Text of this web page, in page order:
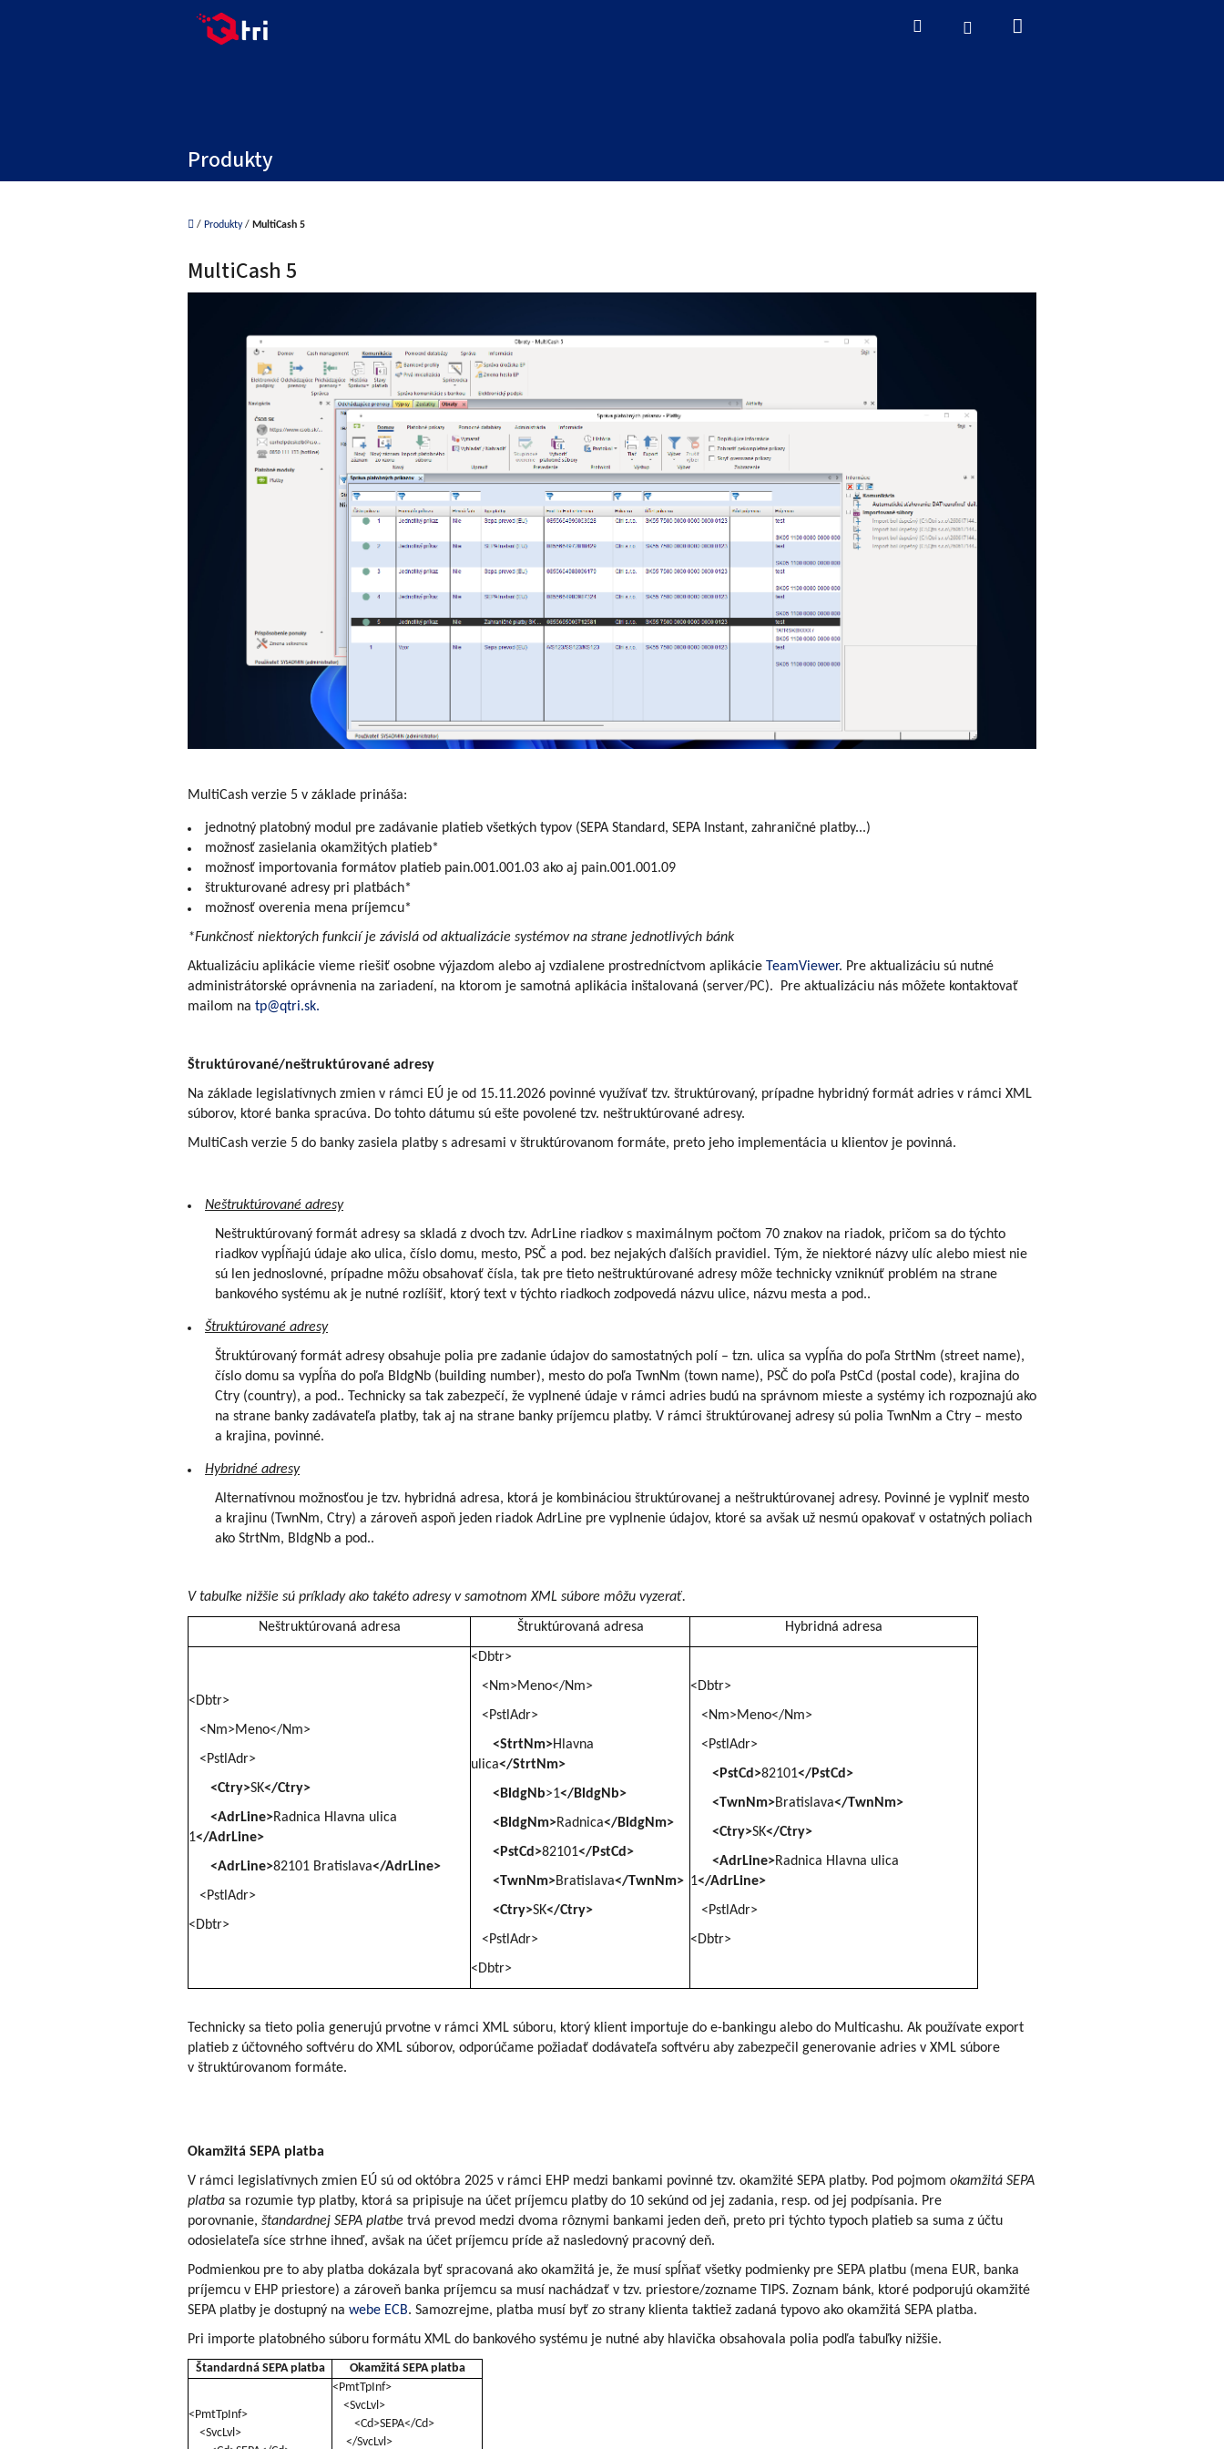
Hľadať Prihlásenie
Produkty
Domov
/ Produkty / MultiCash 5
MultiCash 5
MultiCash verzie 5 v základe prináša:
jednotný platobný modul pre zadávanie platieb všetkých typov (SEPA Standard, SEPA Instant, zahraničné platby...)
možnosť zasielania okamžitých platieb*
možnosť importovania formátov platieb pain.001.001.03 ako aj pain.001.001.09
štrukturované adresy pri platbách*
možnosť overenia mena príjemcu*
*Funkčnosť niektorých funkcií je závislá od aktualizácie systémov na strane jednotlivých bánk
Aktualizáciu aplikácie vieme riešiť osobne výjazdom alebo aj vzdialene prostredníctvom aplikácie TeamViewer. Pre aktualizáciu sú nutné
administrátorské oprávnenia na zariadení, na ktorom je samotná aplikácia inštalovaná (server/PC). Pre aktualizáciu nás môžete kontaktovať
mailom na tp@qtri.sk.
Štruktúrované/neštruktúrované adresy
Na základe legislatívnych zmien v rámci EÚ je od 15.11.2026 povinné využívať tzv. štruktúrovaný, prípadne hybridný formát adries v rámci XML
súborov, ktoré banka spracúva. Do tohto dátumu sú ešte povolené tzv. neštruktúrované adresy.
MultiCash verzie 5 do banky zasiela platby s adresami v štruktúrovanom formáte, preto jeho implementácia u klientov je povinná.
Neštruktúrované adresy
Neštruktúrovaný formát adresy sa skladá z dvoch tzv. AdrLine riadkov s maximálnym počtom 70 znakov na riadok, pričom sa do týchto
riadkov vypĺňajú údaje ako ulica, číslo domu, mesto, PSČ a pod. bez nejakých ďalších pravidiel. Tým, že niektoré názvy ulíc alebo miest nie
sú len jednoslovné, prípadne môžu obsahovať čísla, tak pre tieto neštruktúrované adresy môže technicky vzniknúť problém na strane
bankového systému ak je nutné rozlíšiť, ktorý text v týchto riadkoch zodpovedá názvu ulice, názvu mesta a pod..
Štruktúrované adresy
Štruktúrovaný formát adresy obsahuje polia pre zadanie údajov do samostatných polí – tzn. ulica sa vypĺňa do poľa StrtNm (street name),
číslo domu sa vypĺňa do poľa BldgNb (building number), mesto do poľa TwnNm (town name), PSČ do poľa PstCd (postal code), krajina do
Ctry (country), a pod.. Technicky sa tak zabezpečí, že vyplnené údaje v rámci adries budú na správnom mieste a systémy ich rozpoznajú ako
na strane banky zadávateľa platby, tak aj na strane banky príjemcu platby. V rámci štruktúrovanej adresy sú polia TwnNm a Ctry – mesto
a krajina, povinné.
Hybridné adresy
Alternatívnou možnosťou je tzv. hybridná adresa, ktorá je kombináciou štruktúrovanej a neštruktúrovanej adresy. Povinné je vyplniť mesto
a krajinu (TwnNm, Ctry) a zároveň aspoň jeden riadok AdrLine pre vyplnenie údajov, ktoré sa avšak už nesmú opakovať v ostatných poliach
ako StrtNm, BldgNb a pod..
V tabuľke nižšie sú príklady ako takéto adresy v samotnom XML súbore môžu vyzerať.
Neštruktúrovaná adresa Štruktúrovaná adresa Hybridná adresa
<Dbtr>
<Nm>Meno</Nm>
<PstlAdr>
<Ctry>SK</Ctry>
<AdrLine>Radnica Hlavna ulica
1</AdrLine>
<AdrLine>82101 Bratislava</AdrLine>
<PstlAdr>
<Dbtr>
<Dbtr>
<Nm>Meno</Nm>
<PstlAdr>
<StrtNm>Hlavna
ulica</StrtNm>
<BldgNb>1</BldgNb>
<BldgNm>Radnica</BldgNm>
<PstCd>82101</PstCd>
<TwnNm>Bratislava</TwnNm>
<Ctry>SK</Ctry>
<PstlAdr>
<Dbtr>
<Dbtr>
<Nm>Meno</Nm>
<PstlAdr>
<PstCd>82101</PstCd>
<TwnNm>Bratislava</TwnNm>
<Ctry>SK</Ctry>
<AdrLine>Radnica Hlavna ulica
1</AdrLine>
<PstlAdr>
<Dbtr>
Technicky sa tieto polia generujú prvotne v rámci XML súboru, ktorý klient importuje do e-bankingu alebo do Multicashu. Ak používate export
platieb z účtovného softvéru do XML súborov, odporúčame požiadať dodávateľa softvéru aby zabezpečil generovanie adries v XML súbore
v štruktúrovanom formáte.
Okamžitá SEPA platba
V rámci legislatívnych zmien EÚ sú od októbra 2025 v rámci EHP medzi bankami povinné tzv. okamžité SEPA platby. Pod pojmom okamžitá SEPA
platba sa rozumie typ platby, ktorá sa pripisuje na účet príjemcu platby do 10 sekúnd od jej zadania, resp. od jej podpísania. Pre
porovnanie, štandardnej SEPA platbe trvá prevod medzi dvoma rôznymi bankami jeden deň, preto pri týchto typoch platieb sa suma z účtu
odosielateľa síce strhne ihneď, avšak na účet príjemcu príde až nasledovný pracovný deň.
Podmienkou pre to aby platba dokázala byť spracovaná ako okamžitá je, že musí spĺňať všetky podmienky pre SEPA platbu (mena EUR, banka
príjemcu v EHP priestore) a zároveň banka príjemcu sa musí nachádzať v tzv. priestore/zozname TIPS. Zoznam bánk, ktoré podporujú okamžité
SEPA platby je dostupný na webe ECB. Samozrejme, platba musí byť zo strany klienta taktiež zadaná typovo ako okamžitá SEPA platba.
Pri importe platobného súboru formátu XML do bankového systému je nutné aby hlavička obsahovala polia podľa tabuľky nižšie.
Štandardná SEPA platba Okamžitá SEPA platba
<PmtTpInf>
<SvcLvl>
<PmtTpInf>
<SvcLvl>
<Cd>SEPA</Cd>
</SvcLvl>